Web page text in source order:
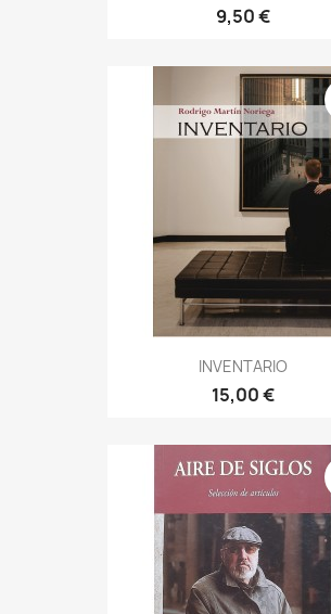
9,50 €
INVENTARIO
15,00 €